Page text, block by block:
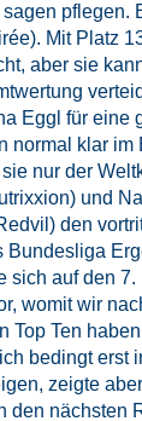
pflegen.
Mit Platz
aber sie
Eggl für eine
normal klar
nur der
und
den
Bundesliga
sich auf den
womit wir
Top Ten
bedingt erst
zeigte
den nächsten